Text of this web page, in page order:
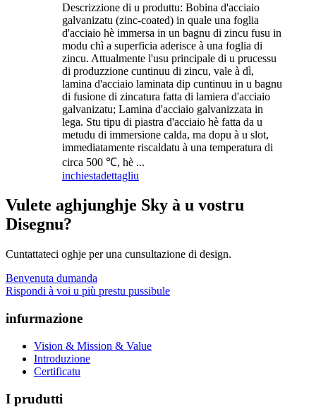
Descrizzione di u produttu: Bobina d'acciaio
galvanizatu (zinc-coated) in quale una foglia
d'acciaio hè immersa in un bagnu di zincu fusu in
modu chì a superficia aderisce à una foglia di
zincu. Attualmente l'usu principale di u prucessu
di produzzione cuntinuu di zincu, vale à dì,
lamina d'acciaio laminata dip cuntinuu in u bagnu
di fusione di zincatura fatta di lamiera d'acciaio
galvanizatu; Lamina d'acciaio galvanizzata in
lega. Stu tipu di piastra d'acciaio hè fatta da u
metudu di immersione calda, ma dopu à u slot,
immediatamente riscaldatu à una temperatura di
circa 500 ℃, hè ...
inchiestadettagliu
Vulete aghjunghje Sky à u vostru
Disegnu?
Cuntattateci oghje per una cunsultazione di design.
Benvenuta dumanda
Rispondi à voi u più prestu pussibule
infurmazione
Vision & Mission & Value
Introduzione
Certificatu
I prudutti